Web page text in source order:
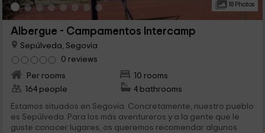
18 Photos
Albergue - Campamentos Intercamp
Sepúlveda, Segovia
0 reviews
Per rooms
10 rooms
164 people
4 bathrooms
Estamos situados en Segovia. Concretamente, nuestro pueblo
es Sepúlveda. Para los más aventureros y a la gente que le
guste conocer lugares, os queremos recomendar algunos